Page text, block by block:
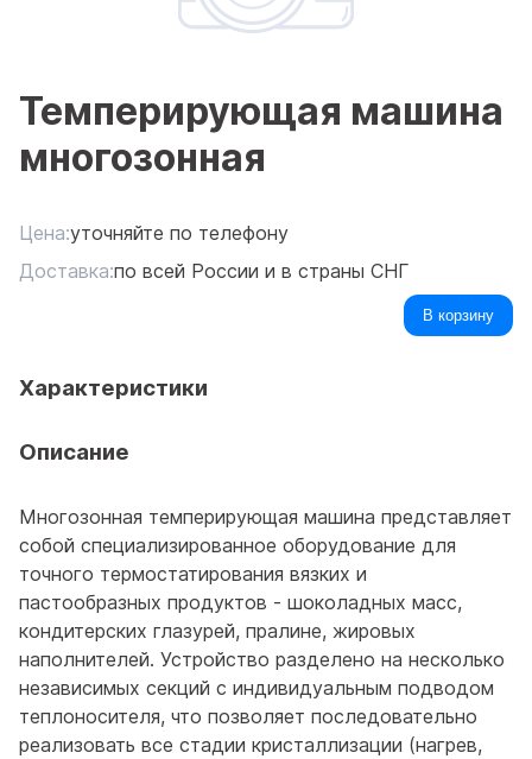
Темперирующая машина
многозонная
Цена:уточняйте по телефону
Доставка:по всей России и в страны СНГ
В корзину
Характеристики
Описание
Многозонная темперирующая машина представляет
собой специализированное оборудование для
точного термостатирования вязких и
пастообразных продуктов - шоколадных масс,
кондитерских глазурей, пралине, жировых
наполнителей. Устройство разделено на несколько
независимых секций с индивидуальным подводом
теплоносителя, что позволяет последовательно
реализовать все стадии кристаллизации (нагрев,